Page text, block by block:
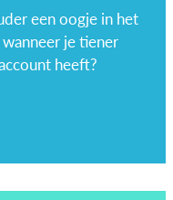
een oogje in het
je tiener
heeft?